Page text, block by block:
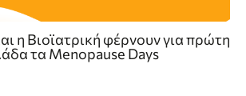
η Βιοϊατρική φέρνουν για πρώτη
τα Menopause Days